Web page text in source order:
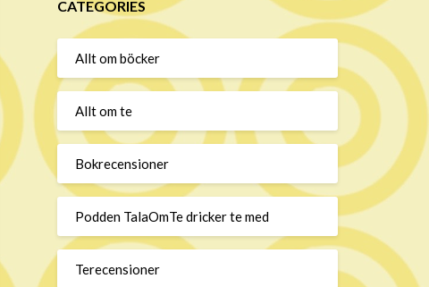
CATEGORIES
Allt om böcker
Allt om te
Bokrecensioner
Podden TalaOmTe dricker te med
Terecensioner